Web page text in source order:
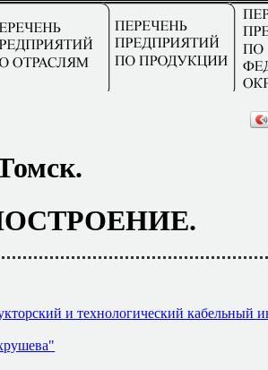
и технологический